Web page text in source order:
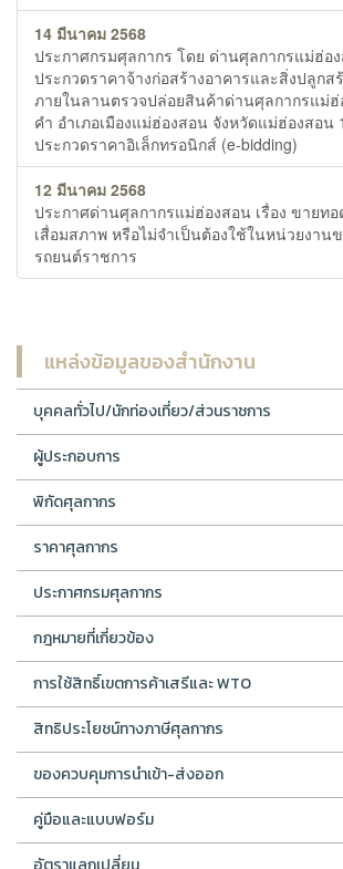
14 มีนาคม 2568
ประกาศกรมศุลกากร โดย ด่านศุลกากรแม่ฮ่อง
ประกวดราคาจ้างก่อสร้างอาคารและสิ่งปลูกส
ภายในลานตรวจปล่อยสินค้าด่านศุลกากรแม่ฮ่
คำ อำเภอเมืองแม่ฮ่องสอน จังหวัดแม่ฮ่องสอน
ประกวดราคาอิเล็กทรอนิกส์ (e-bidding)
12 มีนาคม 2568
ประกาศด่านศุลกากรแม่ฮ่องสอน เรื่อง ขายท
เสื่อมสภาพ หรือไม่จำเป็นต้องใช้ในหน่วยงาน
รถยนต์ราชการ
แหล่งข้อมูลของสำนักงาน
บุคคลทั่วไป/นักท่องเที่ยว/ส่วนราชการ
ผู้ประกอบการ
พิกัดศุลกากร
ราคาศุลกากร
ประกาศกรมศุลกากร
กฎหมายที่เกี่ยวข้อง
การใช้สิทธิ์เขตการค้าเสรีและ WTO
สิทธิประโยชน์ทางภาษีศุลกากร
ของควบคุมการนำเข้า-ส่งออก
คู่มือและแบบฟอร์ม